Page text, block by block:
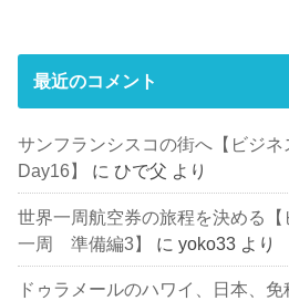
最近のコメント
サンフランシスコの街へ【ビジ
Day16】
に ひで父 より
世界一周航空券の旅程を決める
一周 準備編3】
にyoko33 より
ドゥラメールのハワイ、日本、